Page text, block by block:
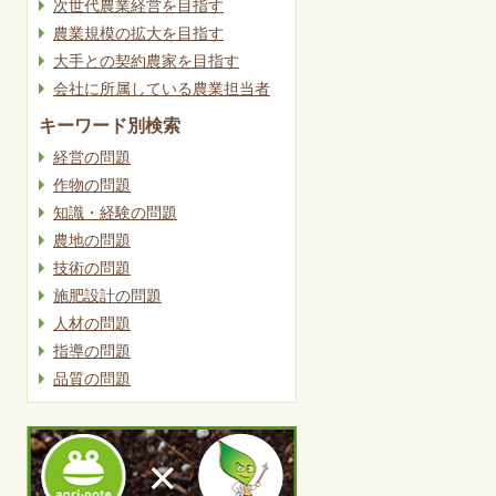
次世代農業経営を目指す
農業規模の拡大を目指す
大手との契約農家を目指す
会社に所属している農業担当者
キーワード別検索
経営の問題
作物の問題
知識・経験の問題
農地の問題
技術の問題
施肥設計の問題
人材の問題
指導の問題
品質の問題